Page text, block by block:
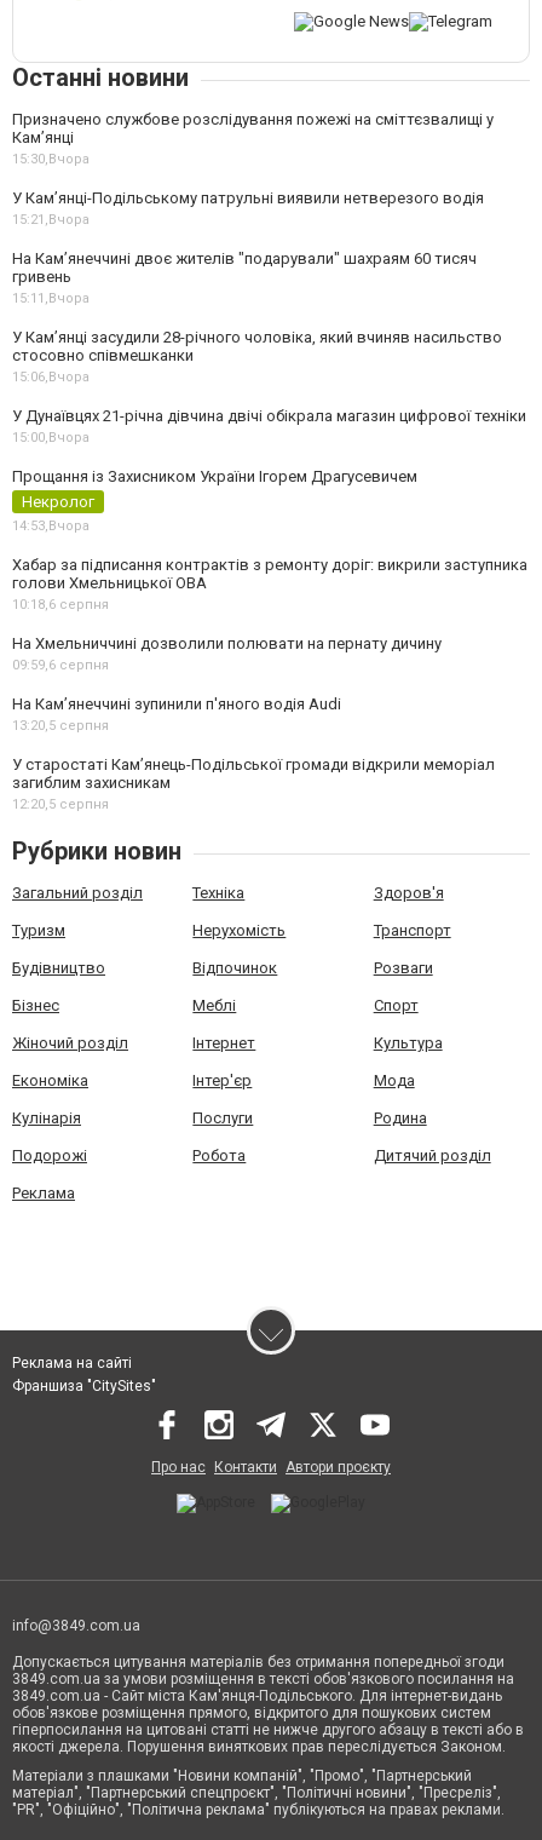
Останні новини
Призначено службове розслідування пожежі на сміттєзвалищі у
Кам’янці
15:30, Вчора
У Кам’янці-Подільському патрульні виявили нетверезого водія
15:21, Вчора
На Камʼянеччині двоє жителів "подарували" шахраям 60 тисяч
гривень
15:11, Вчора
У Камʼянці засудили 28-річного чоловіка, який вчиняв насильство
стосовно співмешканки
15:06, Вчора
У Дунаївцях 21-річна дівчина двічі обікрала магазин цифрової техніки
15:00, Вчора
Прощання із Захисником України Ігорем Драгусевичем
Некролог
14:53, Вчора
Хабар за підписання контрактів з ремонту доріг: викрили заступника
голови Хмельницької ОВА
10:18,6 серпня
На Хмельниччині дозволили полювати на пернату дичину
09:59,6 серпня
На Камʼянеччині зупинили п'яного водія Audi
13:20,5 серпня
У старостаті Кам’янець-Подільської громади відкрили меморіал
загиблим захисникам
12:20,5 серпня
Рубрики новин
Загальний розділ Техніка Здоров'я
Туризм Нерухомість Транспорт
Будівництво Відпочинок Розваги
Бізнес Меблі Спорт
Жіночий розділ Інтернет Культура
Економіка Інтер'єр Мода
Кулінарія Послуги Родина
Подорожі Робота Дитячий розділ
Реклама
Реклама на сайті
Франшиза "CitySites"
Про нас Контакти Автори проєкту
info@3849.com.ua
Допускається цитування матеріалів без отримання попередньої згоди
3849.com.ua за умови розміщення в тексті обов'язкового посилання на
3849.com.ua - Сайт міста Кам'янця-Подільського. Для інтернет-видань
обов'язкове розміщення прямого, відкритого для пошукових систем
гіперпосилання на цитовані статті не нижче другого абзацу в тексті або в
якості джерела. Порушення виняткових прав переслідується Законом.
Матеріали з плашками "Новини компаній", "Промо", "Партнерський
матеріал", "Партнерський спецпроєкт", "Політичні новини", "Пресреліз",
"PR", "Офіційно", "Політична реклама" публікуються на правах реклами.